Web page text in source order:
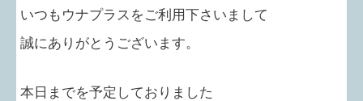
いつもウナプラスをご利用下さいまして
誠にありがとうございます。
本日までを予定しておりました